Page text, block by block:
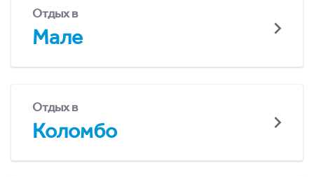
Отдых в
Мале
Отдых в
Коломбо